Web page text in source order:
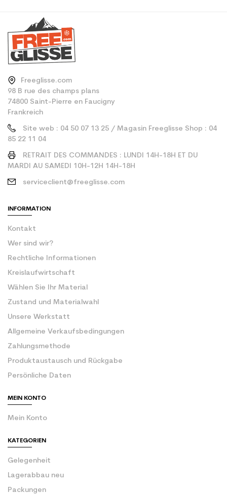
Freeglisse.com
98 B rue des champs plans
74800 Saint-Pierre en Faucigny
Frankreich
Site web : 04 50 07 13 25 / Magasin Freeglisse Shop : 04
85 22 11 04
RETRAIT DES COMMANDES : LUNDI 14H-18H ET DU
MARDI AU SAMEDI 10H-12H 14H-18H
serviceclient@freeglisse.com
INFORMATION
Kontakt
Wer sind wir?
Rechtliche Informationen
Kreislaufwirtschaft
Wählen Sie Ihr Material
Zustand und Materialwahl
Unsere Werkstatt
Allgemeine Verkaufsbedingungen
Zahlungsmethode
Produktaustausch und Rückgabe
Persönliche Daten
MEIN KONTO
Mein Konto
KATEGORIEN
Gelegenheit
Lagerabbau neu
Packungen